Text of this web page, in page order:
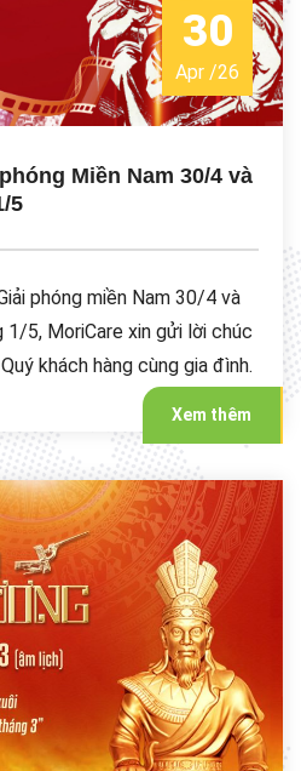
30
Apr /26
Miền Nam 30/4 và
5
phóng miền Nam 30/4 và
5, MoriCare xin gửi lời chúc
khách hàng cùng gia đình.
Xem thêm